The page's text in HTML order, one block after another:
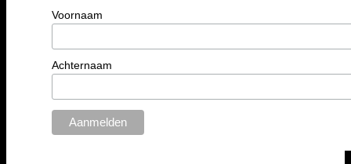
Voornaam
Achternaam